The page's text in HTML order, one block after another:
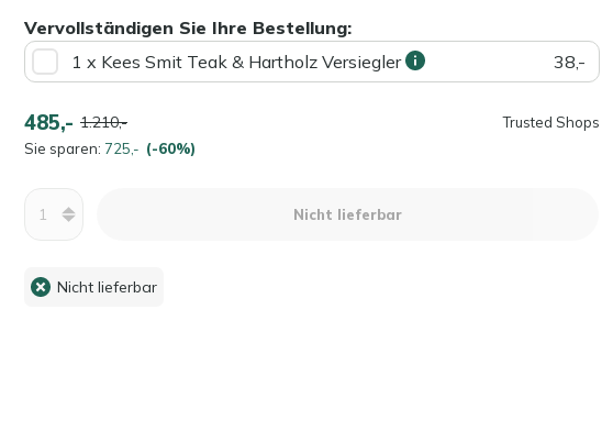
Vervollständigen Sie Ihre Bestellung:
1 x Kees Smit Teak & Hartholz Versiegler
38,-
485,- 1.210,-
Sie sparen: 725,- (-60%)
Trusted Shops
Nicht lieferbar
Nicht lieferbar